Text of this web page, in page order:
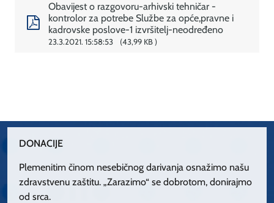
Obavijest o razgovoru-arhivski tehničar -
kontrolor za potrebe Službe za opće,pravne i
kadrovske poslove-1 izvršitelj-neodređeno
23.3.2021. 15:58:53 43,99 KB
DONACIJE
Plemenitim činom nesebičnog darivanja osnažimo našu
zdravstvenu zaštitu. „Zarazimo“ se dobrotom, donirajmo
od srca.